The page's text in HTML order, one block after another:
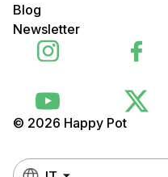
© 2026 Happy Pot
Blog
Newsletter